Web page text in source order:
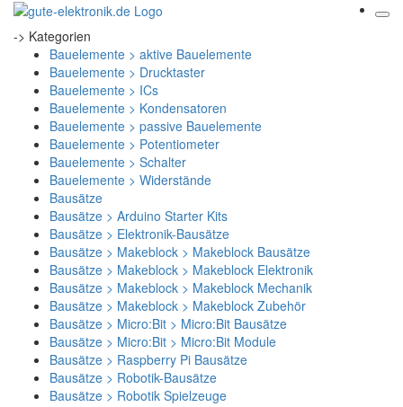
-> Kategorien
Bauelemente > aktive Bauelemente
Bauelemente > Drucktaster
Bauelemente > ICs
Bauelemente > Kondensatoren
Bauelemente > passive Bauelemente
Bauelemente > Potentiometer
Bauelemente > Schalter
Bauelemente > Widerstände
Bausätze
Bausätze > Arduino Starter Kits
Bausätze > Elektronik-Bausätze
Bausätze > Makeblock > Makeblock Bausätze
Bausätze > Makeblock > Makeblock Elektronik
Bausätze > Makeblock > Makeblock Mechanik
Bausätze > Makeblock > Makeblock Zubehör
Bausätze > Micro:Bit > Micro:Bit Bausätze
Bausätze > Micro:Bit > Micro:Bit Module
Bausätze > Raspberry Pi Bausätze
Bausätze > Robotik-Bausätze
Bausätze > Robotik Spielzeuge